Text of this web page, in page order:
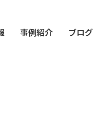
事例紹介 ブログ